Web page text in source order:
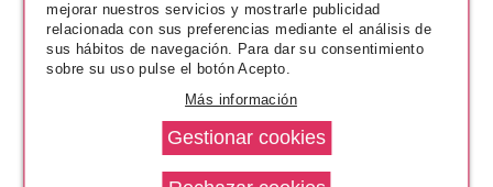
WELLA PROFESSIONAL
WELLLA PROFESSIONAL SP
COLOR SAVE
185 ML
Pvr 19.60€
-49%
desde
9.90€
mejorar nuestros servicios y mostrarle publicidad
relacionada con sus preferencias mediante el análisis de
sus hábitos de navegación. Para dar su consentimiento
sobre su uso pulse el botón Acepto.
Más información